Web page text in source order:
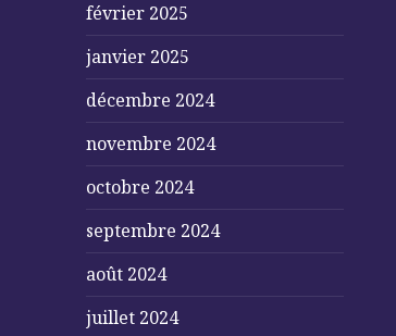
février 2025
janvier 2025
décembre 2024
novembre 2024
octobre 2024
septembre 2024
août 2024
juillet 2024